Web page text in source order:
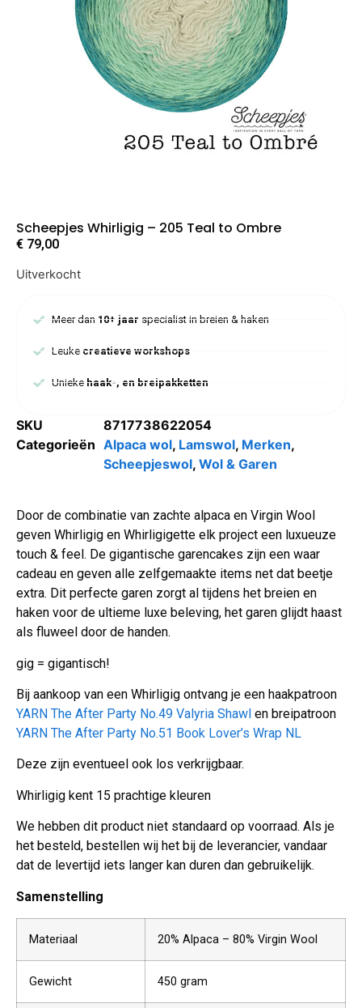
Scheepjes Whirligig – 205 Teal to Ombre
€ 79,00
Uitverkocht
Meer dan 10+ jaar specialist in breien & haken
Leuke creatieve workshops
Uniekehaak-, en breipakketten
SKU
8717738622054
Categorieën Alpaca wol, Lamswol, Merken,
Scheepjeswol, Wol & Garen
Door de combinatie van zachte alpaca en Virgin Wool
geven Whirligig en Whirligigette elk project een luxueuze
touch & feel. De gigantische garencakes zijn een waar
cadeau en geven alle zelfgemaakte items net dat beetje
extra. Dit perfecte garen zorgt al tijdens het breien en
haken voor de ultieme luxe beleving, het garen glijdt haast
als fluweel door de handen.
gig = gigantisch!
Bij aankoop van een Whirligig ontvang je een haakpatroon
YARN The After Party No.49 Valyria Shawl en breipatroon
YARN The After Party No.51 Book Lover’s Wrap NL
Deze zijn eventueel ook los verkrijgbaar.
Whirligig kent 15 prachtige kleuren
We hebben dit product niet standaard op voorraad. Als je
het besteld, bestellen wij het bij de leverancier, vandaar
dat de levertijd iets langer kan duren dan gebruikelijk.
Samenstelling
Materiaal 20% Alpaca – 80% Virgin Wool
Gewicht 450 gram